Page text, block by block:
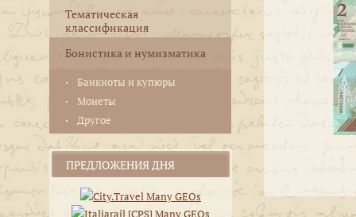
Тематическая
классификация
Бонистика и нумизматика
Банкноты и купюры
Монеты
Другое
ПРЕДЛОЖЕНИЯ ДНЯ